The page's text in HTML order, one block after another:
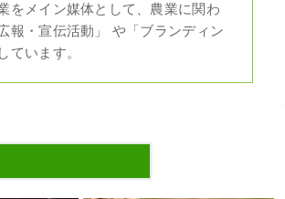
をメイン媒体として、農業に関わ
報・宣伝活動」 や「ブランディン
ています。